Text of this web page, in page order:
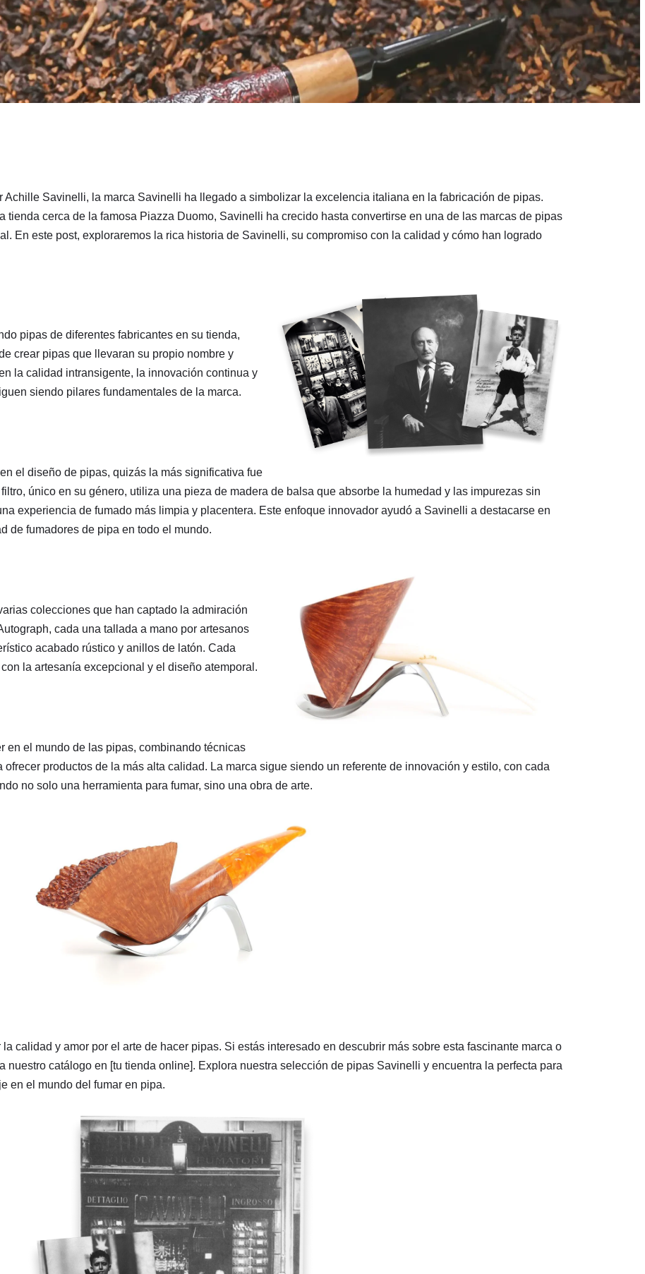
Achille Savinelli, la marca Savinelli ha llegado a simbolizar la excelencia italiana en la fabricación de pipas.
tienda cerca de la famosa Piazza Duomo, Savinelli ha crecido hasta convertirse en una de las marcas de pipas
En este post, exploraremos la rica historia de Savinelli, su compromiso con la calidad y cómo han logrado
pipas de diferentes fabricantes en su tienda,
crear pipas que llevaran su propio nombre y
la calidad intransigente, la innovación continua y
siendo pilares fundamentales de la marca.
el diseño de pipas, quizás la más significativa fue
único en su género, utiliza una pieza de madera de balsa que absorbe la humedad y las impurezas sin
experiencia de fumado más limpia y placentera. Este enfoque innovador ayudó a Savinelli a destacarse en
de fumadores de pipa en todo el mundo.
colecciones que han captado la admiración
cada una tallada a mano por artesanos
acabado rústico y anillos de latón. Cada
la artesanía excepcional y el diseño atemporal.
en el mundo de las pipas, combinando técnicas
productos de la más alta calidad. La marca sigue siendo un referente de innovación y estilo, con cada
no solo una herramienta para fumar, sino una obra de arte.
calidad y amor por el arte de hacer pipas. Si estás interesado en descubrir más sobre esta fascinante marca o
nuestro catálogo en [tu tienda online]. Explora nuestra selección de pipas Savinelli y encuentra la perfecta para
en el mundo del fumar en pipa.